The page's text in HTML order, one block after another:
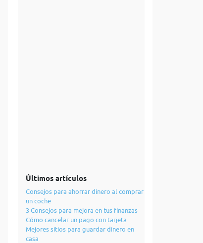
Últimos artículos
Consejos para ahorrar dinero al comprar
un coche
3 Consejos para mejora en tus finanzas
Cómo cancelar un pago con tarjeta
Mejores sitios para guardar dinero en
casa